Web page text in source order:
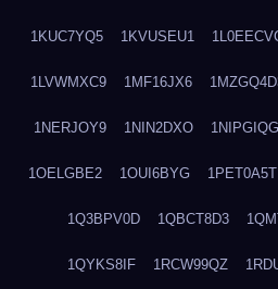
1KUC7YQ5 1KVUSEU1
1LVWMXC9 1MF16JX6
1NERJOY9 1NIN2DXO 1NIPGIQG
1OELGBE2 1OUI6BYG 1PET0A5T
1Q3BPV0D 1QBCT8D3
1QYKS8IF 1RCW99QZ